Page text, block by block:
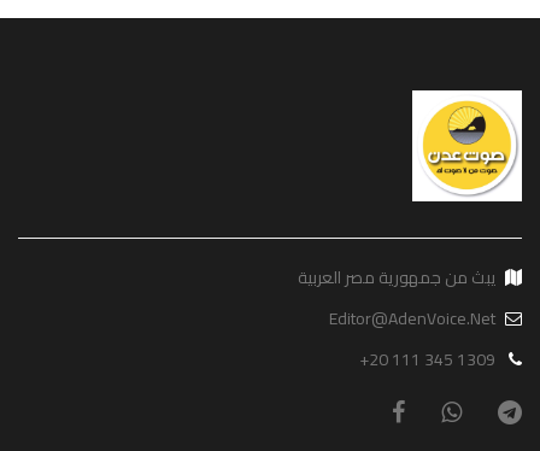
يبث من جمهورية مصر العربية
Editor@AdenVoice.Net
+20 111 345 1309